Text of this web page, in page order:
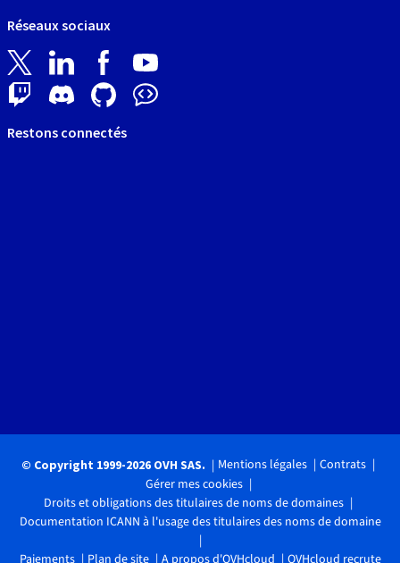
Réseaux sociaux
Restons connectés
© Copyright 1999-2026 OVH SAS. Mentions légales
Contrats
Gérer mes cookies
Droits et obligations des titulaires de noms de domaines
Documentation ICANN à l'usage des titulaires des noms de domaine
Paiements Plan de site A propos d'OVHcloud OVHcloud recrute